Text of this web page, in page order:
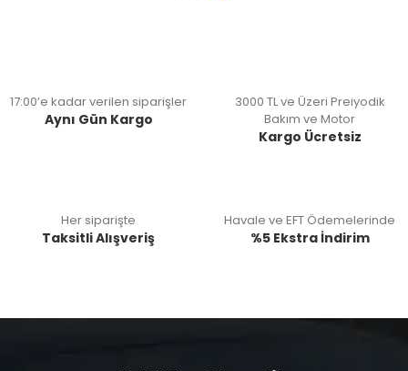
17:00’e kadar verilen siparişler
Aynı Gün Kargo
3000 TL ve Üzeri Preiyodik
Bakım ve Motor
Kargo Ücretsiz
Her siparişte
Taksitli Alışveriş
Havale ve EFT Ödemelerinde
%5 Ekstra İndirim